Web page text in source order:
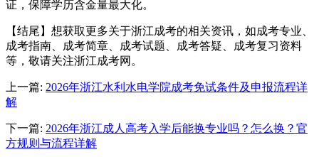
证，保障学历含金量最大化。
【结尾】想获取更多关于浙江成考的相关资讯，如成考专业、
成考指南、成考简章、成考试题、成考答疑、成考复习资料
等，敬请关注浙江成考网。
上一篇: 2026年浙江水利水电学院成考免试条件及申报流程详
解
下一篇: 2026年浙江成人高考入学后能换专业吗？怎么换？官
方规则与流程详解